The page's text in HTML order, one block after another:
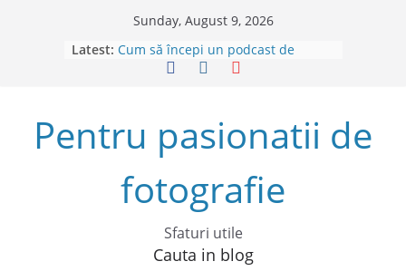
Sunday, August 9, 2026
Latest: Cum să începi un podcast de
4 sfaturi pentru cele mai bune
fotografii spontane
5 Trucuri pentru fotografia creativă
Top 5 obiective foto mirrorless în
2023
Pentru pasionatii de
fotografie
Sfaturi utile
Cauta in blog